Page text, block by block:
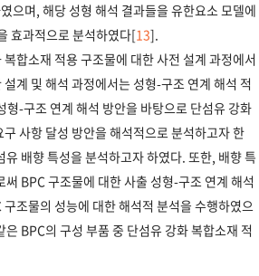
으며, 해당 성형 해석 결과들을 유한요소 모델에
효과적으로 분석하였다[13].
합소재 적용 구조물에 대한 사전 설계 과정에서
계 및 해석 과정에서는 성형-구조 연계 해석 적
-구조 연계 해석 방안을 바탕으로 단섬유 강화
사항 달성 방안을 해석적으로 분석하고자 한
배향 특성을 분석하고자 하였다. 또한, 배향 특
BPC 구조물에 대한 사출 성형-구조 연계 해석
조물의 성능에 대한 해석적 분석을 수행하였으
BPC의 구성 부품 중 단섬유 강화 복합소재 적